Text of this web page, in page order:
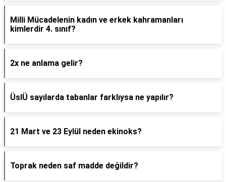
Milli Mücadelenin kadın ve erkek kahramanları
kimlerdir 4. sınıf?
2x ne anlama gelir?
ÜslÜ sayılarda tabanlar farklıysa ne yapılır?
21 Mart ve 23 Eylül neden ekinoks?
Toprak neden saf madde değildir?